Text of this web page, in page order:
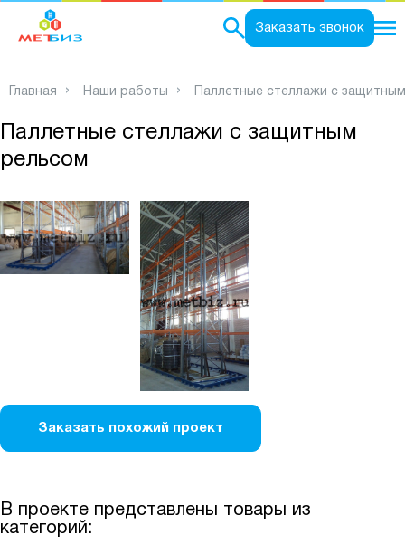
Заказать звонок
Главная Наши работы Паллетные стеллажи с
Паллетные стеллажи с защитным
рельсом
Заказать похожий проект
В проекте представлены товары из
категорий: